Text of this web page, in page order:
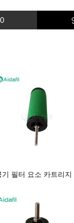
기 필터 요소 카트리